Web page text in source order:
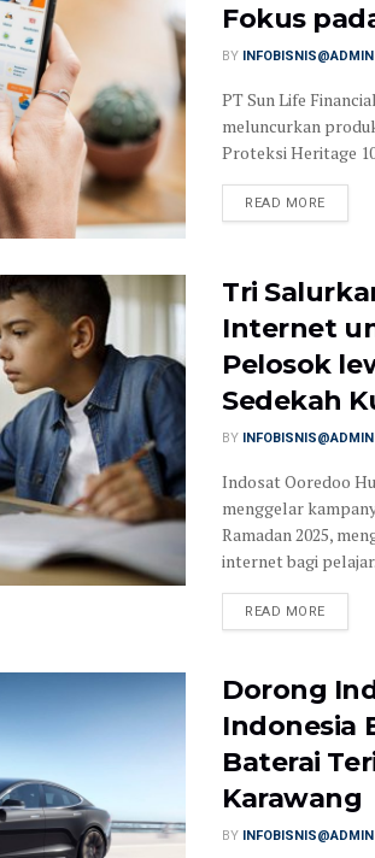
Fokus
BY INFOBISNIS@ADMIN
PT Sun Life
meluncurkan
Proteksi Heritage
READ MORE
Tri
Internet
Pelosok
Sedekah
BY INFOBISNIS@ADMIN
Indosat Ooredoo
menggelar
Ramadan 2025,
internet bagi
READ MORE
Dorong
Indonesia
Baterai
Karawang
BY INFOBISNIS@ADMIN